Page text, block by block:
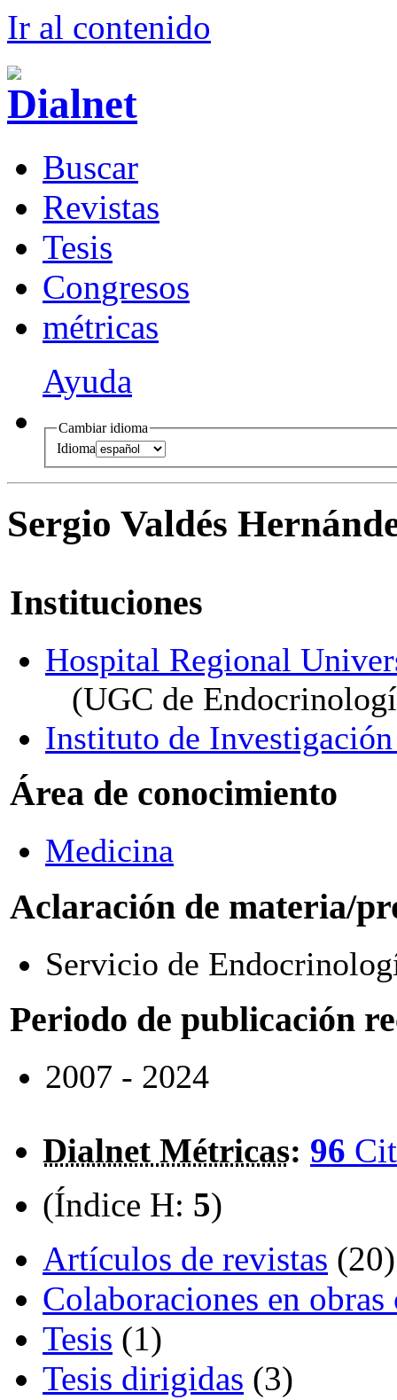
Ir al contenido
Buscar
Revistas
Tesis
Congresos
métricas
Ayuda
Cambiar idioma
Idioma
Sergio Valdés
Instituciones
Hospital Regional
(UGC de
Instituto de
Área de conocimiento
Medicina
Aclaración de materia/
Servicio de
Periodo de publicación
2007 - 2024
Dialnet Métricas: 96
(Índice H: 5)
Artículos de revistas (20)
Colaboraciones en
Tesis (1)
Tesis dirigidas (3)